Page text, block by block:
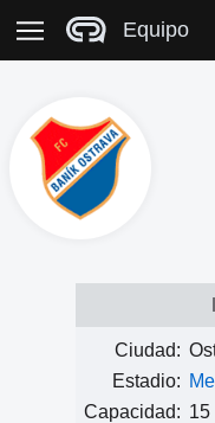
Equipo
Ciudad:
Estadio:
Capacidad: 15